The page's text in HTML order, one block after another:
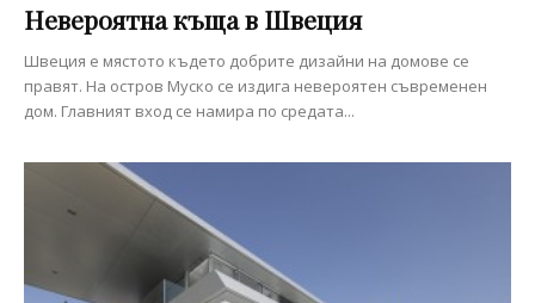
Невероятна къща в Швеция
Швеция е мястото където добрите дизайни на домове се
правят. На остров Муско се издига невероятен съвременен
дом. Главният вход се намира по средата...